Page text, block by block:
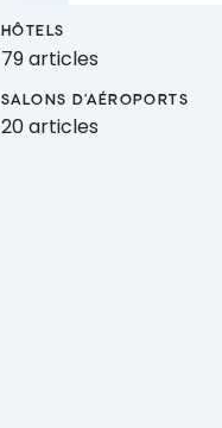
HÔTELS
79 articles
SALONS D'AÉROPORTS
20 articles